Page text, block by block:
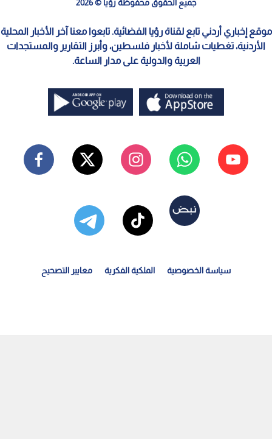
جميع الحقوق محفوظة رؤيا © 2026
موقع إخباري أردني تابع لقناة رؤيا الفضائية. تابعوا معنا آخر الأخبار المحلية
الأردنية، تغطيات شاملة لأخبار فلسطين، وأبرز التقارير والمستجدات
العربية والدولية على مدار الساعة.
سياسة الخصوصية الملكية الفكرية معايير التصحيح